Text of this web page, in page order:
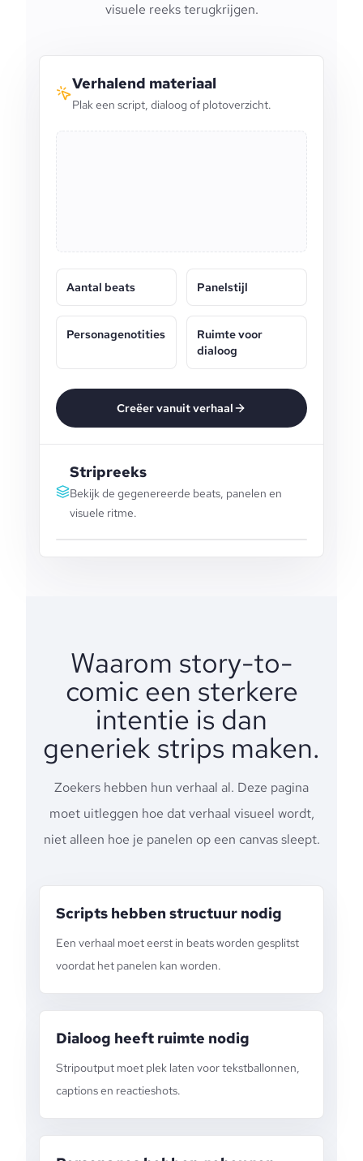
visuele reeks terugkrijgen.
Verhalend materiaal
Plak een script, dialoog of plotoverzicht.
Aantal beats Panelstijl
Personagenotities
Ruimte voor
dialoog
Creëer vanuit verhaal
Stripreeks
Bekijk de gegenereerde beats, panelen en
visuele ritme.
Waarom story-to-
comic een sterkere
intentie is dan
generiek strips maken.
Zoekers hebben hun verhaal al. Deze pagina
moet uitleggen hoe dat verhaal visueel wordt,
niet alleen hoe je panelen op een canvas sleept.
Scripts hebben structuur nodig
Een verhaal moet eerst in beats worden gesplitst
voordat het panelen kan worden.
Dialoog heeft ruimte nodig
Stripoutput moet plek laten voor tekstballonnen,
captions en reactieshots.